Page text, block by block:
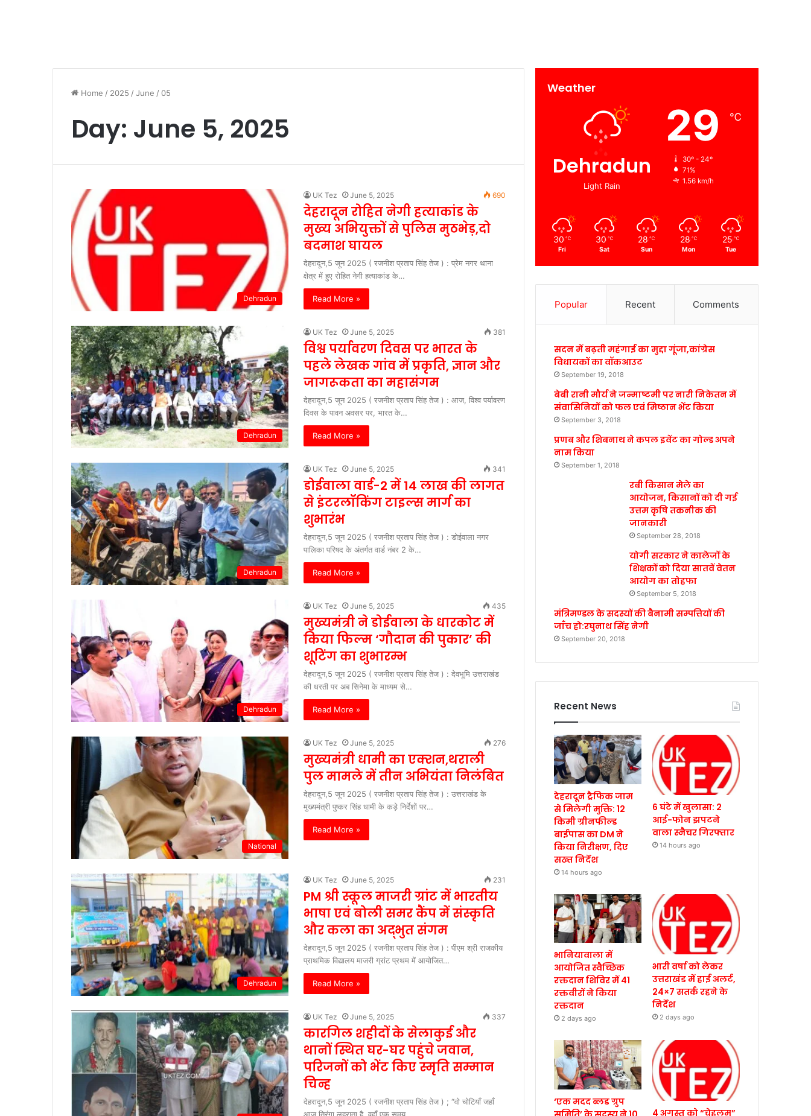
Home / 2025 /June /05
Day: June 5, 2025
Dehradun
UK Tez June 5, 2025 690
देहरादून रोहित नेगी हत्याकांड के
मुख्य अभियुक्तों से पुलिस मुठभेड़,दो
बदमाश घायल
देहरादून,5 जून 2025 ( रजनीश प्रताप सिंह तेज ) : प्रेम नगर थाना
क्षेत्र में हुए रोहित नेगी हत्याकांड के…
Read More »
Dehradun
UK Tez June 5, 2025 381
विश्व पर्यावरण दिवस पर भारत के
पहले लेखक गांव में प्रकृति, ज्ञान और
जागरूकता का महासंगम
देहरादून,5 जून 2025 ( रजनीश प्रताप सिंह तेज ) : आज, विश्व पर्यावरण
दिवस के पावन अवसर पर, भारत के…
Read More »
Dehradun
UK Tez June 5, 2025 341
डोईवाला वार्ड-2 में 14 लाख की लागत
से इंटरलॉकिंग टाइल्स मार्ग का
शुभारंभ
देहरादून,5 जून 2025 ( रजनीश प्रताप सिंह तेज ) : डोईवाला नगर
पालिका परिषद के अंतर्गत वार्ड नंबर 2 के…
Read More »
Dehradun
UK Tez June 5, 2025 435
मुख्यमंत्री ने डोईवाला के धारकोट में
किया फिल्म ‘गौदान की पुकार’ की
शूटिंग का शुभारम्भ
देहरादून,5 जून 2025 ( रजनीश प्रताप सिंह तेज ) : देवभूमि उत्तराखंड
की धरती पर अब सिनेमा के माध्यम से…
Read More »
National
UK Tez June 5, 2025 276
मुख्यमंत्री धामी का एक्शन,थराली
पुल मामले में तीन अभियंता निलंबित
देहरादून,5 जून 2025 ( रजनीश प्रताप सिंह तेज ) : उत्तराखंड के
मुख्यमंत्री पुष्कर सिंह धामी के कड़े निर्देशों पर…
Read More »
Dehradun
UK Tez June 5, 2025 231
PM श्री स्कूल माजरी ग्रांट में भारतीय
भाषा एवं बोली समर कैंप में संस्कृति
और कला का अद्भुत संगम
देहरादून,5 जून 2025 ( रजनीश प्रताप सिंह तेज ) : पीएम श्री राजकीय
प्राथमिक विद्यालय माजरी ग्रांट प्रथम में आयोजित…
Read More »
UK Tez June 5, 2025 337
कारगिल शहीदों के सेलाकुई और
थानों स्थित घर-घर पहुंचे जवान,
परिजनों को भेंट किए स्मृति सम्मान
चिन्ह
देहरादून,5 जून 2025 ( रजनीश प्रताप सिंह तेज ) ; “वो चोटियाँ जहाँ
Weather
Dehradun
Light Rain
29 ℃
30º - 24º
71%
1.56 km/h
30 ℃
Fri
30 ℃
Sat
28 ℃
Sun
28 ℃
Mon
25 ℃
Tue
Popular Recent Comments
सदन में बढ़ती महंगाई का मुद्दा गूंजा,कांग्रेस
विधायकों का वॉकआउट
September 19, 2018
बेबी रानी मौर्य ने जन्माष्टमी पर नारी निकेतन में
संवासिनियों को फल एवं मिष्ठान भेंट किया
September 3, 2018
प्रणब और शिबनाथ ने कपल इवेंट का गोल्ड अपने
नाम किया
September 1, 2018
रबी किसान मेले का
आयोजन, किसानों को दी गई
उत्तम कृषि तकनीक की
जानकारी
September 28, 2018
योगी सरकार ने कालेजों के
शिक्षकों को दिया सातवें वेतन
आयोग का तोहफा
September 5, 2018
मंत्रिमण्डल के सदस्यों की बैनामी सम्पत्तियों की
जाँच हो:रघुनाथ सिंह नेगी
September 20, 2018
Recent News
देहरादून ट्रैफिक जाम
से मिलेगी मुक्ति: 12
किमी ग्रीनफील्ड
बाईपास का DM ने
किया निरीक्षण, दिए
सख्त निर्देश
14 hours ago
6 घंटे में खुलासा: 2
आई-फोन झपटने
वाला स्नैचर गिरफ्तार
14 hours ago
भानियावाला में
आयोजित स्वैच्छिक
रक्तदान शिविर में 41
रक्तवीरों ने किया
रक्तदान
2 days ago
भारी वर्षा को लेकर
उत्तराखंड में हाई अलर्ट,
24×7 सतर्क रहने के
निर्देश
2 days ago
‘एक मदद ब्लड ग्रुप
4 अगस्त को “चेहलुम”